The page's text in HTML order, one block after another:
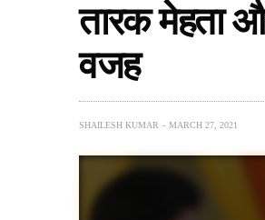
तारक मेहता
वजह
SHAILESH KUMAR MARCH 27, 2021